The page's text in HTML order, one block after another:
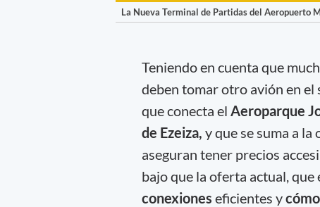
La Nueva Terminal de Partidas del Aeropuerto
Teniendo en cuenta que
deben tomar otro avión en el
que conecta el Aeroparque
de Ezeiza, y que se suma a la
aseguran tener precios
bajo que la oferta actual,
conexiones eficientes y